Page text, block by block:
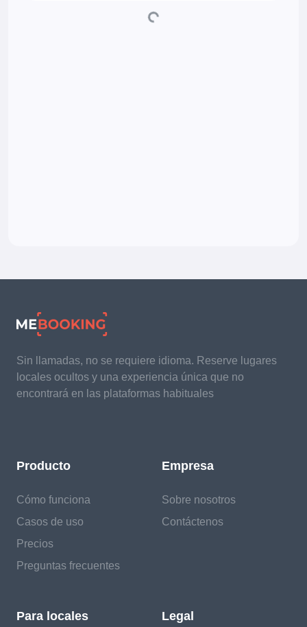
Sin llamadas, no se requiere idioma. Reserve lugares
locales ocultos y una experiencia única que no
encontrará en las plataformas habituales
Producto
Cómo funciona
Casos de uso
Precios
Preguntas frecuentes
Empresa
Sobre nosotros
Contáctenos
Para locales Legal